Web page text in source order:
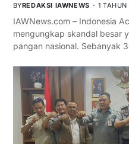
BYREDAKSI IAWNEWS 1 TAHUN
IAWNews.com – Indonesia
mengungkap skandal besar
pangan nasional. Sebanyak